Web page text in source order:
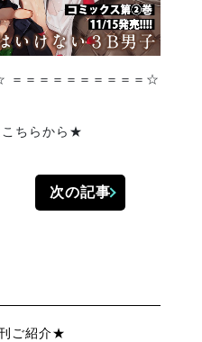
＝＝＝＝＝＝＝＝＝＝☆
こちらから★
次の記事
ご紹介★